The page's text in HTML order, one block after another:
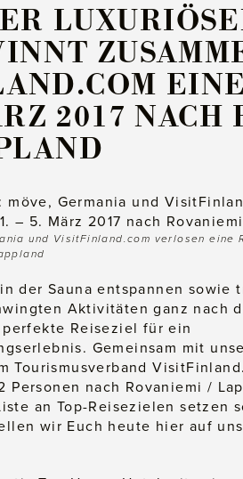
2017
und VisitFinland.com verlosen eine
der Sauna entspannen sowie
Aktivitäten ganz nach
perfekte Reiseziel für ein
Gemeinsam mit
Tourismusverband
nach Rovaniemi /
an Top-Reisezielen setzen
wir Euch heute hier auf